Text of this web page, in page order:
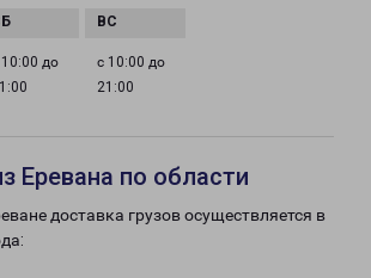
10:00 до
с 10:00 до
21:00
Еревана по области
доставка грузов осуществляется в